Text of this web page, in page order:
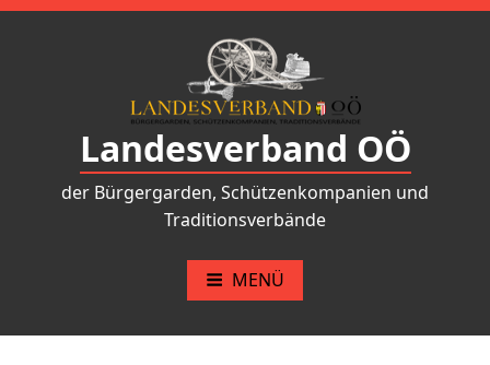
Zum
Landesverband OÖ
der Bürgergarden, Schützenkompanien und
Traditionsverbände
MENÜ